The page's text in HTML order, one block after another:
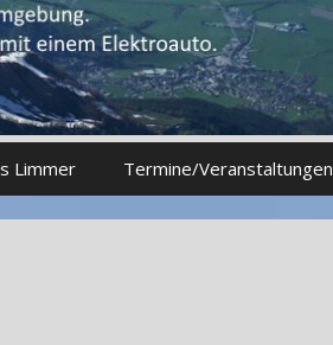
Limmer Termine/Veranstaltungen